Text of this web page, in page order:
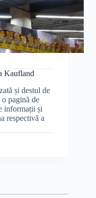
Kaufland
și destul de
pagină de
informații și
respectivă a